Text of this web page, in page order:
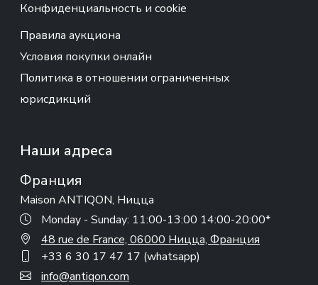
Конфиденциальность и cookie
Правила аукциона
Условия покупки онлайн
Политика в отношении ограниченных
юрисдикций
Наши адреса
Франция
Maison ANTIQON, Ницца
Monday - Sunday: 11:00-13:00 14:00-20:00*
48 rue de France, 06000 Ницца, Франция
+33 6 30 17 47 17 (whatsapp)
info@antiqon.com